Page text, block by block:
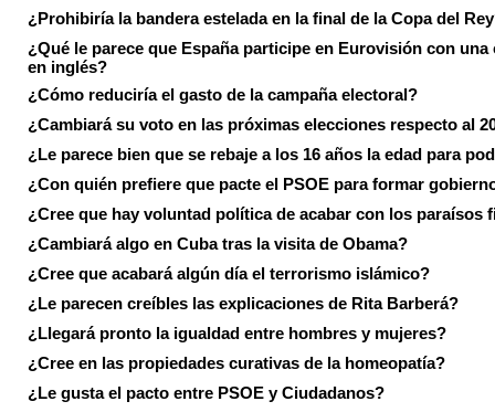
¿Prohibiría la bandera estelada en la final de la Copa del
¿Qué le parece que España participe en Eurovisión con una
en inglés?
¿Cómo reduciría el gasto de la campaña electoral?
¿Cambiará su voto en las próximas elecciones respecto al
¿Le parece bien que se rebaje a los 16 años la edad para
¿Con quién prefiere que pacte el PSOE para formar
¿Cree que hay voluntad política de acabar con los paraísos
¿Cambiará algo en Cuba tras la visita de Obama?
¿Cree que acabará algún día el terrorismo islámico?
¿Le parecen creíbles las explicaciones de Rita Barberá?
¿Llegará pronto la igualdad entre hombres y mujeres?
¿Cree en las propiedades curativas de la homeopatía?
¿Le gusta el pacto entre PSOE y Ciudadanos?